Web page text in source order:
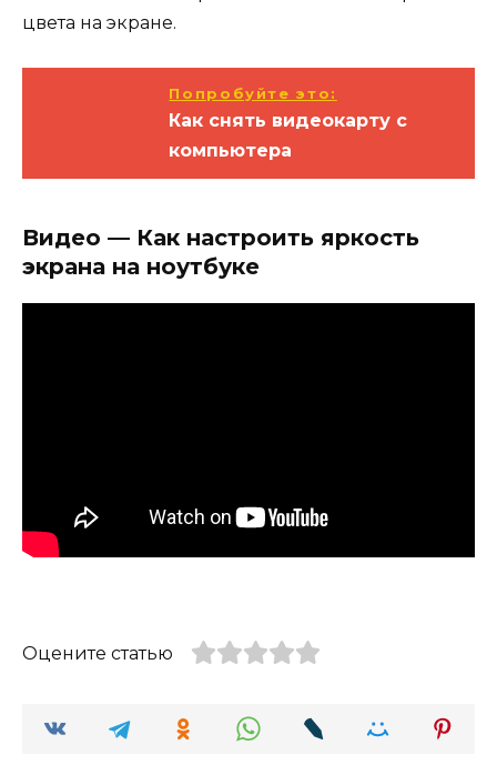
цвета на экране.
Попробуйте это:
Как снять видеокарту с
компьютера
Видео — Как настроить яркость
экрана на ноутбуке
Оцените статью